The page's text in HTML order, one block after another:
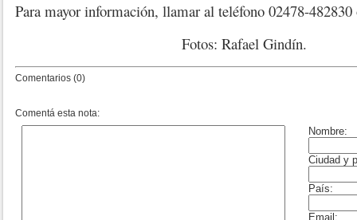
Para mayor información, llamar al teléfono 02478-
Fotos: Rafael Gindín.
Comentarios (0)
Comentá esta nota: